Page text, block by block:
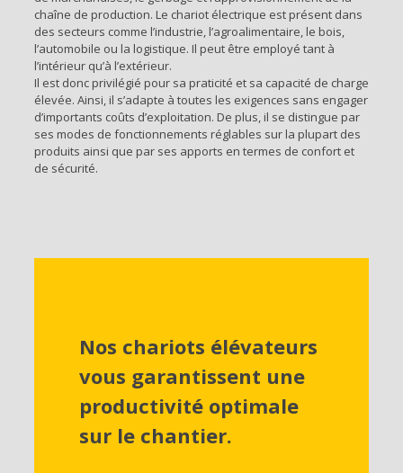
chaîne de production. Le chariot électrique est présent dans
des secteurs comme l’industrie, l’agroalimentaire, le bois,
l’automobile ou la logistique. Il peut être employé tant à
l’intérieur qu’à l’extérieur.
Il est donc privilégié pour sa praticité et sa capacité de charge
élevée. Ainsi, il s’adapte à toutes les exigences sans engager
d’importants coûts d’exploitation. De plus, il se distingue par
ses modes de fonctionnements réglables sur la plupart des
produits ainsi que par ses apports en termes de confort et
de sécurité.
Nos chariots élévateurs
vous garantissent une
productivité optimale
sur le chantier.